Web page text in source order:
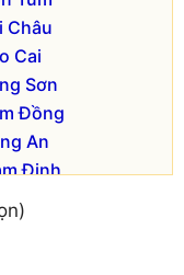
Châu
Cai
Sơn
Đồng
An
Định
An
Bình